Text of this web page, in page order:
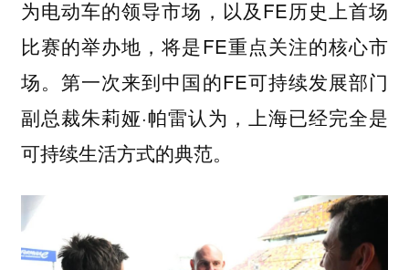
为电动车的领导市场，以及FE历史上首场
比赛的举办地，将是FE重点关注的核心市
场。第一次来到中国的FE可持续发展部门
副总裁朱莉娅·帕雷认为，上海已经完全是
可持续生活方式的典范。